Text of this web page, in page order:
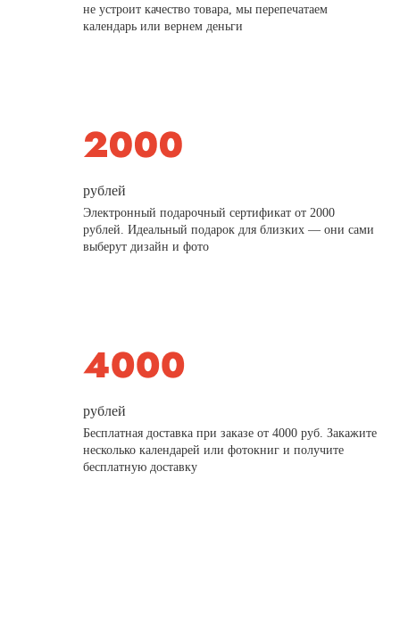
не устроит качество товара, мы перепечатаем
календарь или вернем деньги
рублей
Электронный подарочный сертификат от 2000
рублей. Идеальный подарок для близких — они сами
выберут дизайн и фото
рублей
Бесплатная доставка при заказе от 4000 руб. Закажите
несколько календарей или фотокниг и получите
бесплатную доставку